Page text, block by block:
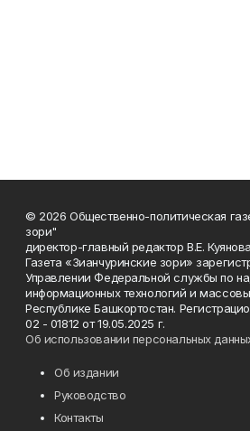
© 2026 Общественно-политическая
зори"
директор-главный редактор В.Е. Куянова
Газета «Зианчуринские зори»
Управлении Федеральной службы по
информационных технологий и
Республике Башкортостан.
02 - 01812 от 19.05.2025 г.
Об использовании персональных
Об издании
Руководство
Контакты